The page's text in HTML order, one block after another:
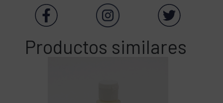
Productos similares